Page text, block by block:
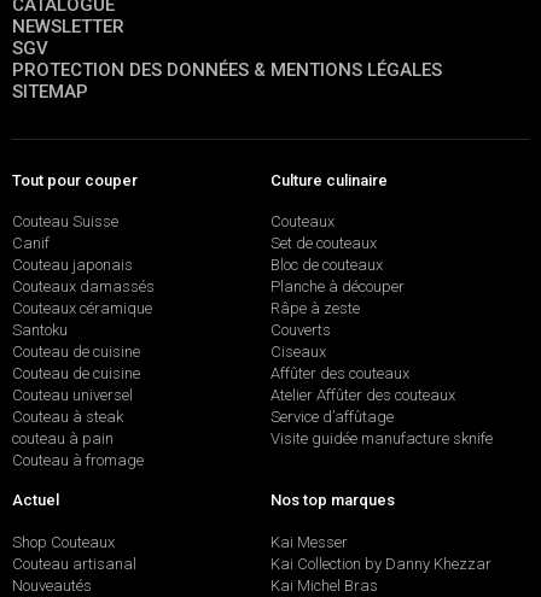
CATALOGUE
NEWSLETTER
SGV
PROTECTION DES DONNÉES & MENTIONS LÉGALES
SITEMAP
Tout pour couper
Couteau Suisse
Canif
Couteau japonais
Couteaux damassés
Couteaux céramique
Santoku
Couteau de cuisine
Couteau de cuisine
Couteau universel
Couteau à steak
couteau à pain
Couteau à fromage
Culture culinaire
Couteaux
Set de couteaux
Bloc de couteaux
Planche à découper
Râpe à zeste
Couverts
Ciseaux
Affûter des couteaux
Atelier Affûter des couteaux
Service d’affûtage
Visite guidée manufacture sknife
Actuel
Shop Couteaux
Couteau artisanal
Nouveautés
Nos top marques
Kai Messer
Kai Collection by Danny Khezzar
Kai Michel Bras